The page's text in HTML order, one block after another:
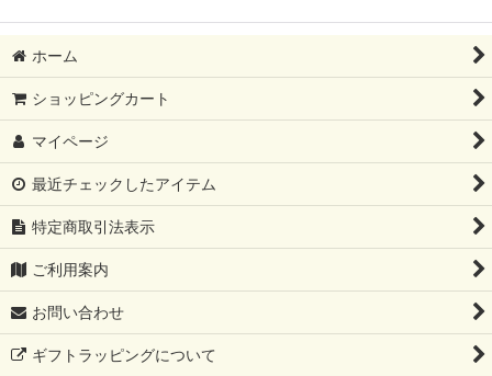
ホーム
ショッピングカート
マイページ
最近チェックしたアイテム
特定商取引法表示
ご利用案内
お問い合わせ
ギフトラッピングについて